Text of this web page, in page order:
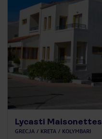
Lycasti Maisonettes
GRECJA KRETA KOLYMBARI